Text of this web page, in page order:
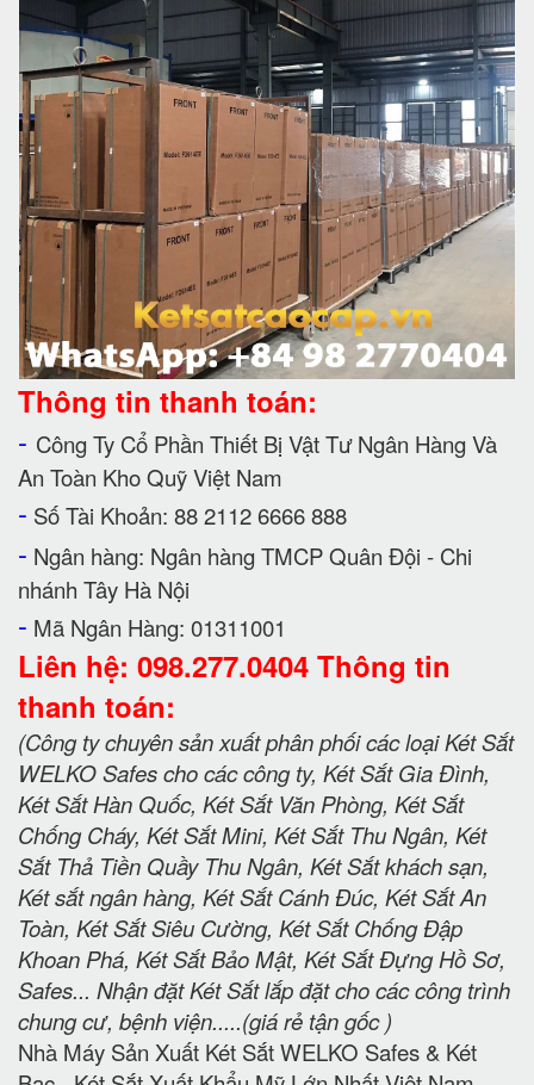
Thông tin thanh toán:
- Công Ty Cổ Phần Thiết Bị Vật Tư Ngân Hàng Và
An Toàn Kho Quỹ Việt Nam
- Số Tài Khoản: 88 2112 6666 888
- Ngân hàng: Ngân hàng TMCP Quân Đội - Chi
nhánh Tây Hà Nội
- Mã Ngân Hàng: 01311001
Liên hệ: 098.277.0404 Thông tin
thanh toán:
(Công ty chuyên sản xuất phân phối các loại Két Sắt
WELKO Safes cho các công ty, Két Sắt Gia Đình,
Két Sắt Hàn Quốc, Két Sắt Văn Phòng, Két Sắt
Chống Cháy, Két Sắt Mini, Két Sắt Thu Ngân, Két
Sắt Thả Tiền Quầy Thu Ngân, Két Sắt khách sạn,
Két sắt ngân hàng, Két Sắt Cánh Đúc, Két Sắt An
Toàn, Két Sắt Siêu Cường, Két Sắt Chống Đập
Khoan Phá, Két Sắt Bảo Mật, Két Sắt Đựng Hồ Sơ,
Safes... Nhận đặt Két Sắt lắp đặt cho các công trình
chung cư, bệnh viện.....(giá rẻ tận gốc )
Nhà Máy Sản Xuất Két Sắt WELKO Safes & Két